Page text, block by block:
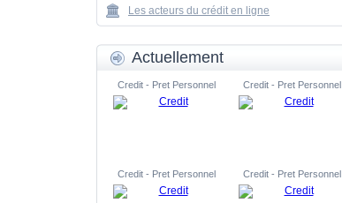
Les acteurs du crédit en ligne
Actuellement
Credit - Pret Personnel Credit - Pret Personnel
Credit - Pret Personnel Credit - Pret Personnel